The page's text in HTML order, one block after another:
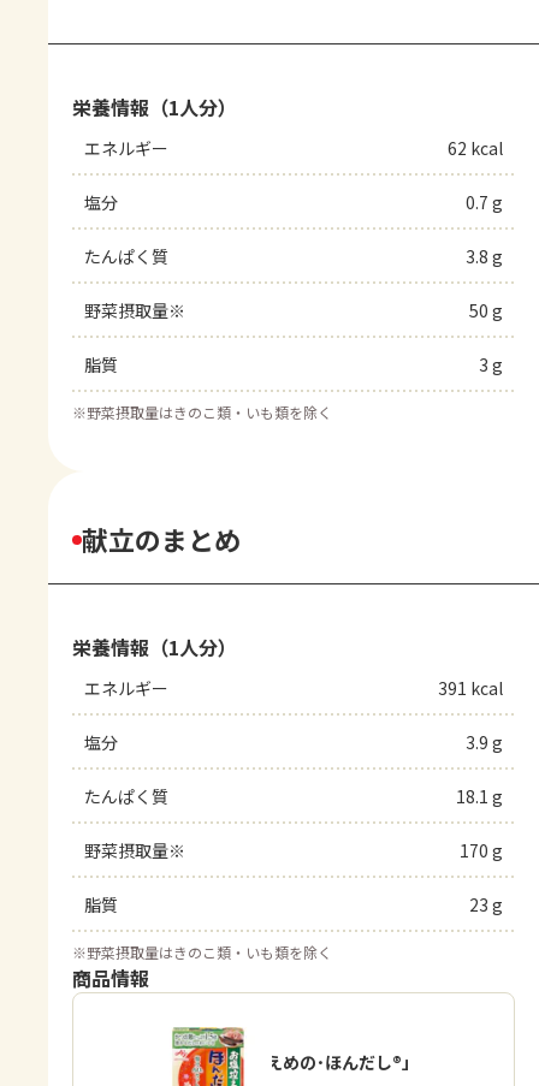
栄養情報（1人分）
エネルギー 62 kcal
塩分 0.7 g
たんぱく質 3.8 g
野菜摂取量※ 50 g
脂質 3 g
※野菜摂取量はきのこ類・いも類を除く
献立のまとめ
栄養情報（1人分）
エネルギー 391 kcal
塩分 3.9 g
たんぱく質 18.1 g
野菜摂取量※ 170 g
脂質 23 g
※野菜摂取量はきのこ類・いも類を除く
商品情報
「お塩控えめの･ほんだし®」